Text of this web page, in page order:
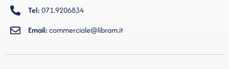
Tel:071.9206834
Email:commerciale@libram.it